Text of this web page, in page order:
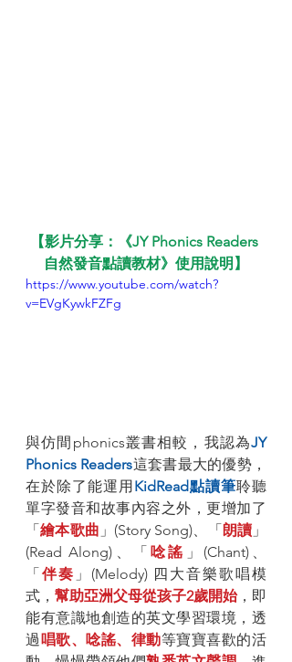
【影片分享：《JY Phonics Readers
自然發音點讀教材》使用說明】
https://www.youtube.com/watch?
v=EVgKywkFZFg
與仿間phonics叢書相較，我認為JY
Phonics Readers這套書最大的優勢，
在於除了能運用 KidRead點讀筆聆聽
單字發音和故事內容之外，更增加了
「繪本歌曲 」(Story Song)、「 朗讀 」
(Read Along)、「 唸謠 」(Chant)、
「 伴奏 」(Melody) 四大音樂歌唱模
式， 幫助亞洲父母從孩子2歲開始，即
能有意識地創造的英文學習環境，透
過唱歌、唸謠、律動等寶寶喜歡的活